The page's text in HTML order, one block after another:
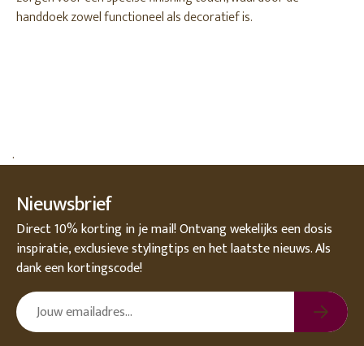
handdoek zowel functioneel als decoratief is.
.
Nieuwsbrief
Direct 10% korting in je mail! Ontvang wekelijks een dosis
inspiratie, exclusieve stylingtips en het laatste nieuws. Als
dank een kortingscode!